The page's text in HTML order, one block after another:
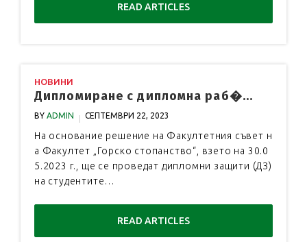
READ ARTICLES
НОВИНИ
Дипломиране с дипломна раб�...
BY ADMIN СЕПТЕМВРИ 22, 2023
На основание решение на Факултетния съвет н
а Факултет „Горско стопанство“, взето на 30.0
5.2023 г., ще се проведат дипломни защити (ДЗ)
на студентите…
READ ARTICLES